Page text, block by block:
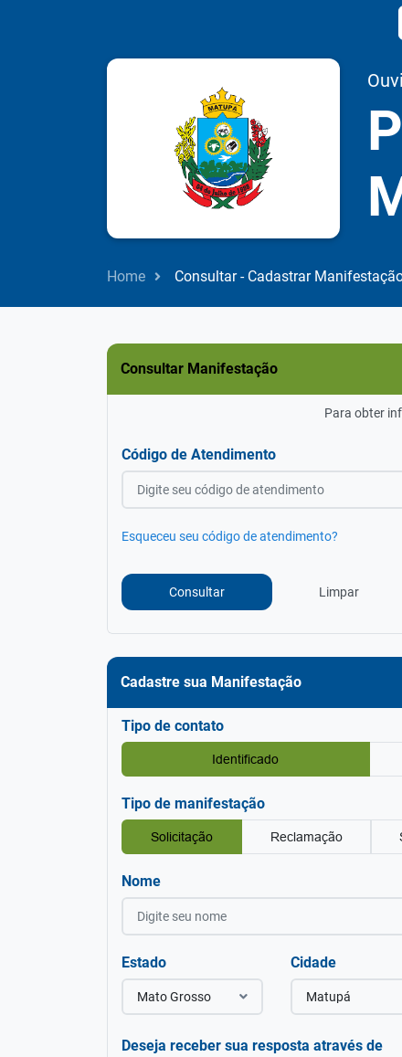
Home Consultar - Cadastrar
Consultar Manifestação
Para obter
Código de Atendimento
Esqueceu seu código de atendimento?
Consultar Limpar
Cadastre sua Manifestação
Tipo de contato
Identificado
Tipo de manifestação
Solicitação Reclamação
Nome
Estado
Mato Grosso
Cidade
Matupá
Deseja receber sua resposta através de